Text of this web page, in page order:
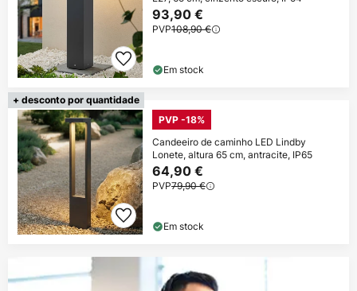
93,90 €
PVP108,90 €
Em stock
+ desconto por quantidade
PVP -18%
Candeeiro de caminho LED Lindby
Lonete, altura 65 cm, antracite, IP65
64,90 €
PVP79,90 €
Em stock